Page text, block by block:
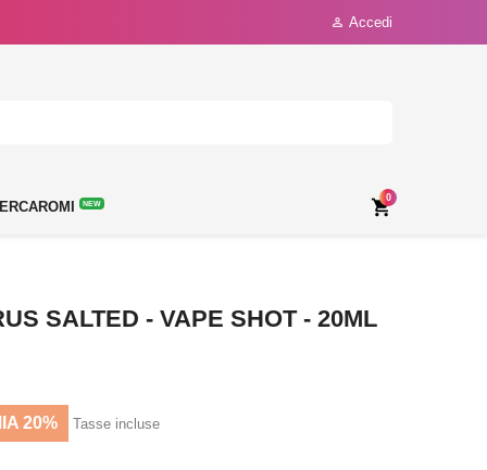
 Accedi
NEW 
0
SALTED - VAPE SHOT - 20ML
20% Tasse incluse